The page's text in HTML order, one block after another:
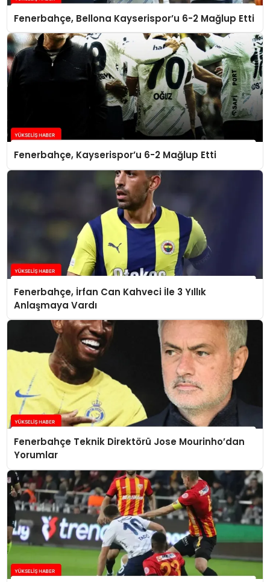
Fenerbahçe, Bellona Kayserispor’u 6-2 Mağlup Etti
Fenerbahçe, Kayserispor’u 6-2 Mağlup Etti
Fenerbahçe, İrfan Can Kahveci İle 3 Yıllık
Anlaşmaya Vardı
Fenerbahçe Teknik Direktörü Jose Mourinho’dan
Yorumlar